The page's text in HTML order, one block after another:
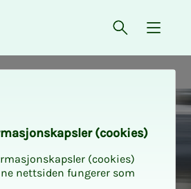
Open{
(cook­ies)
(cookies)
nettsiden fungerer som